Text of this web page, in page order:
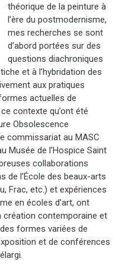
théorique de la peinture à
l’ère du postmodernisme,
mes recherches se sont
d’abord portées sur des
questions diachroniques
et à l’hybridation des
aux pratiques
actuelles de
contexte qu’ont été
Obsolescence
commissariat au MASC
Musée de l’Hospice Saint
collaborations
de l’École des beaux-arts
Frac, etc.) et expériences
en écoles d’art, ont
contemporaine et
formes variées de
et de conférences